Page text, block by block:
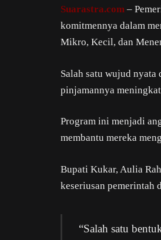
Suarastra.com –
komitmennya dalam
Mikro, Kecil, dan
Salah satu wujud
pinjamannya
Program ini menjadi
membantu mereka
Bupati Kukar, Aulia
keseriusan pemerintah
“Salah satu